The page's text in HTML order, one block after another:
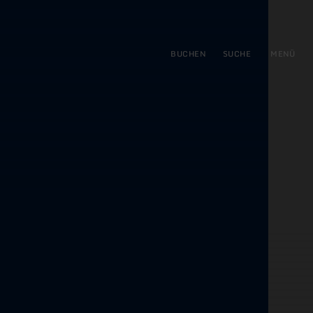
BUCHEN SUCHE MENÜ